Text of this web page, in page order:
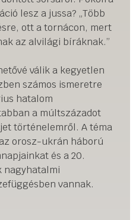
lesz a jussa? „Több
ott a tornácon, mert
az alvilági bíráknak.”
válik a kegyetlen
számos ismeretre
hatalom
a múltszázadot
történelemről. A téma
orosz-ukrán háború
és a 20.
nagyhatalmi
vannak.